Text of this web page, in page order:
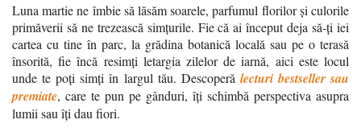
Luna martie ne îmbie să lăsăm soarele, parfumul florilor și culorile
primăverii să ne trezească simțurile. Fie că ai început deja să-ți iei
cartea cu tine în parc, la grădina botanică locală sau pe o terasă
însorită, fie încă resimți letargia zilelor de iarnă, aici este locul
unde te poți simți în largul tău. Descoperă lecturi bestseller sau
premiate, care te pun pe gânduri, îți schimbă perspectiva asupra
lumii sau îți dau fiori.